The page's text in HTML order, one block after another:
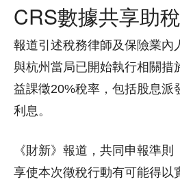
CRS數據共享助
報道引述稅務律師及保險業內
與杭州當局已開始執行相關措
益課徵20%稅率，包括股息派
利息。
《財新》報道，共同申報準
享使本次徵稅行動有可能得以